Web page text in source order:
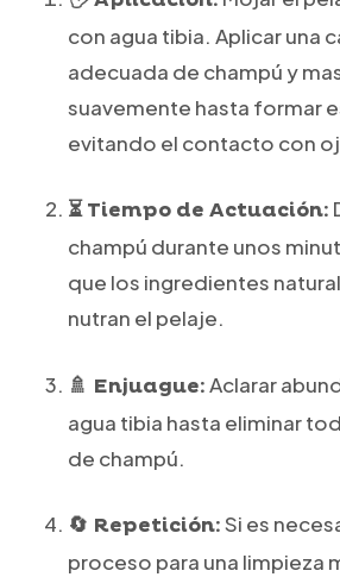
con agua tibia. Aplicar una
adecuada de champú y
suavemente hasta formar
evitando el contacto con
⏳ Tiempo de Actuación:
champú durante unos
que los ingredientes
nutran el pelaje.
🚿 Enjuague:Aclarar
agua tibia hasta eliminar
de champú.
🔄 Repetición:Si es
proceso para una limpieza